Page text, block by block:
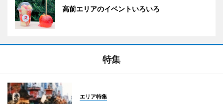
高前エリアのイベントいろいろ
特集
エリア特集